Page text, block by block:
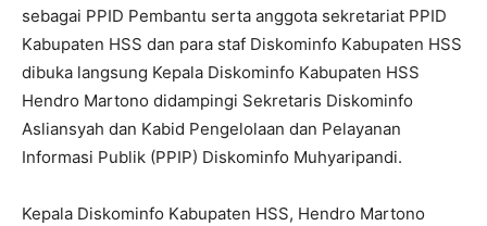
sebagai PPID Pembantu serta anggota sekretariat PPID
Kabupaten HSS dan para staf Diskominfo Kabupaten HSS
dibuka langsung Kepala Diskominfo Kabupaten HSS
Hendro Martono didampingi Sekretaris Diskominfo
Asliansyah dan Kabid Pengelolaan dan Pelayanan
Informasi Publik (PPIP) Diskominfo Muhyaripandi.
Kepala Diskominfo Kabupaten HSS, Hendro Martono